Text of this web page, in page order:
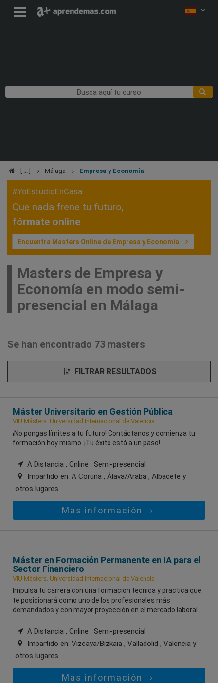
Málaga Empresa y Economía
#YoEstudioEnCasa
Que nada frene tu futuro,
fórmate online
Encuentra Masters Online de Empresa y Economía
Masters de Empresa y
Economía en modo semi-
presencial en Málaga
Se han encontrado 73 masters
FILTRAR RESULTADOS
Máster Universitario en Gestión Pública
VIU Másters. Universidad Internacional de Valencia
¡No pongas límites a tu futuro! Contáctanos y comienza tu
formación hoy mismo. ¡Tu éxito está a un paso!
A Distancia , Online , Semi-presencial
Impartido en: A Coruña , Álava/Araba , Albacete y
otros lugares
Más información
Máster en Formación Permanente en IA para el
Sector Financiero
VIU Másters. Universidad Internacional de Valencia
Impulsa tu carrera con una formación técnica y práctica que
te posicionará como uno de los profesionales más
demandados y con mayor proyección en el mercado laboral.
A Distancia , Online , Semi-presencial
Impartido en: Vizcaya/Bizkaia , Valladolid , Valencia y
otros lugares
Más información